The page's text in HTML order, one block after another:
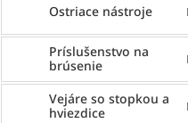
Ostriace nástroje
Príslušenstvo na
brúsenie
Vejáre so stopkou a
hviezdice